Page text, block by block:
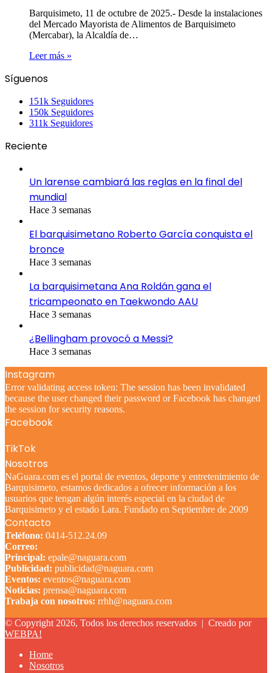
Barquisimeto, 11 de octubre de 2025.- Desde la instalaciones
del Mercado Mayorista de Alimentos de Barquisimeto
(Mercabar), la Alcaldía de…
Leer más »
Síguenos
151k Seguidores
150k Seguidores
311k Seguidores
Reciente
Un larense cambiará las reglas en la final del
mundial
Hace 3 semanas
El barquisimetano Roberto García conquista el
bronce
Hace 3 semanas
La barquisimetana Ana Roldán gana el
tricampeonato en Taekwondo AAU
Hace 3 semanas
¿Bellingham provocó a Messi?
Hace 3 semanas
Instagram
Error validating access token: The session has been invalidated
because the user changed their password or Facebook has changed
the session for security reasons.
Facebook
TikTok
Nosotros
NaGuara.com es el portal de eventos, deporte y entretenimiento de
Barquisimeto, estamos dedicados a ofrecer información a los
usuarios que tengan algún interés especial en la ciudad de
Barquisimeto y el estado Lara. Fundado en Septiembre de 2009
Contacto
Teléfono: 0414-512.24.09
Correo:
Principal: epale@naguara.com
Publicidad: publicidad@naguara.com
Eventos: eventos@naguara.com
Noticias: prensa@naguara.com
Trabaja con nosotros: rrhh@naguara.com
© Copyright 2026, Todos los derechos reservados | Creado por
WEBPA!
Home
Nosotros